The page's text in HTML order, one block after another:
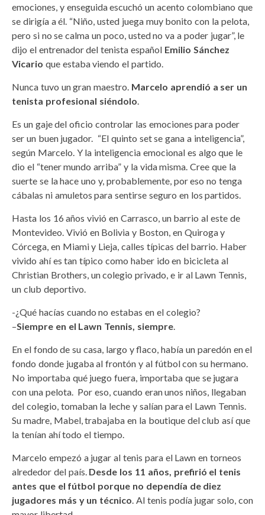
emociones, y enseguida escuchó un acento colombiano que
se dirigía a él. “Niño, usted juega muy bonito con la pelota,
pero si no se calma un poco, usted no va a poder jugar”, le
dijo el entrenador del tenista español Emilio Sánchez
Vicario que estaba viendo el partido.
Nunca tuvo un gran maestro. Marcelo aprendió a ser un
tenista profesional siéndolo.
Es un gaje del oficio controlar las emociones para poder
ser un buen jugador. “El quinto set se gana a inteligencia”,
según Marcelo. Y la inteligencia emocional es algo que le
dio el “tener mundo arriba” y la vida misma. Cree que la
suerte se la hace uno y, probablemente, por eso no tenga
cábalas ni amuletos para sentirse seguro en los partidos.
Hasta los 16 años vivió en Carrasco, un barrio al este de
Montevideo. Vivió en Bolivia y Boston, en Quiroga y
Córcega, en Miami y Lieja, calles típicas del barrio. Haber
vivido ahí es tan típico como haber ido en bicicleta al
Christian Brothers, un colegio privado, e ir al Lawn Tennis,
un club deportivo.
-¿Qué hacías cuando no estabas en el colegio?
–Siempre en el Lawn Tennis, siempre.
En el fondo de su casa, largo y flaco, había un paredón en el
fondo donde jugaba al frontón y al fútbol con su hermano.
No importaba qué juego fuera, importaba que se jugara
con una pelota. Por eso, cuando eran unos niños, llegaban
del colegio, tomaban la leche y salían para el Lawn Tennis.
Su madre, Mabel, trabajaba en la boutique del club así que
la tenían ahí todo el tiempo.
Marcelo empezó a jugar al tenis para el Lawn en torneos
alrededor del país. Desde los 11 años, prefirió el tenis
antes que el fútbol porque no dependía de diez
jugadores más y un técnico. Al tenis podía jugar solo, con